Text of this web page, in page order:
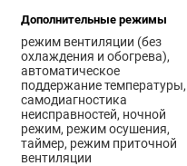
Дополнительные режимы
режим вентиляции (без
охлаждения и обогрева),
автоматическое
поддержание температуры,
самодиагностика
неисправностей, ночной
режим, режим осушения,
таймер, режим приточной
вентиляции